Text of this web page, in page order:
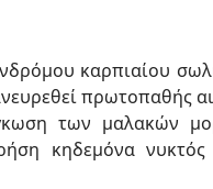
καρπιαίου
πρωτοπαθής
των μαλακών
κηδεμόνα νυκτός